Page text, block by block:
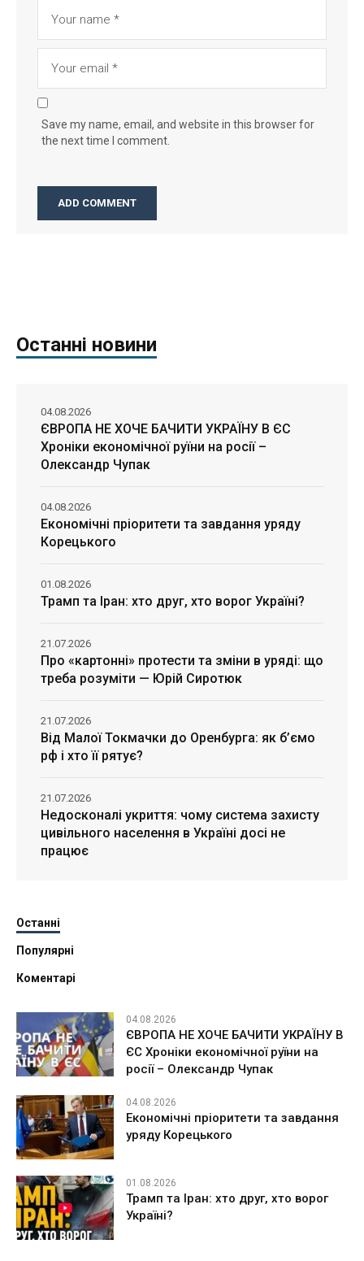
Save my name, email, and website in this browser for
the next time I comment.
Останні новини
ЄВРОПА НЕ ХОЧЕ БАЧИТИ УКРАЇНУ В ЄС
Хроніки економічної руїни на росії –
Олександр Чупак
04.08.2026
Економічні пріоритети та завдання уряду
Корецького
04.08.2026
Трамп та Іран: хто друг, хто ворог Україні?
01.08.2026
Про «картонні» протести та зміни в уряді: що
треба розуміти — Юрій Сиротюк
21.07.2026
Від Малої Токмачки до Оренбурга: як б’ємо
рф і хто її рятує?
21.07.2026
Недосконалі укриття: чому система захисту
цивільного населення в Україні досі не
працює
21.07.2026
Останні
Популярні
Коментарі
04.08.2026
ЄВРОПА НЕ ХОЧЕ БАЧИТИ УКРАЇНУ В
ЄС Хроніки економічної руїни на
росії – Олександр Чупак
04.08.2026
Економічні пріоритети та завдання
уряду Корецького
01.08.2026
Трамп та Іран: хто друг, хто ворог
Україні?